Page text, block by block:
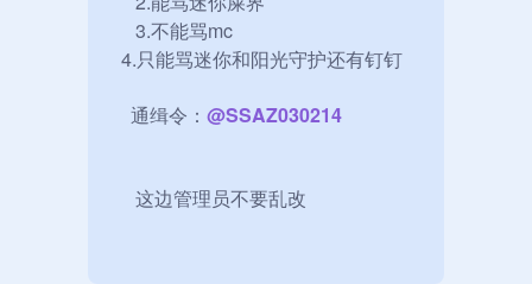
    通缉令：
@SSAZ030214